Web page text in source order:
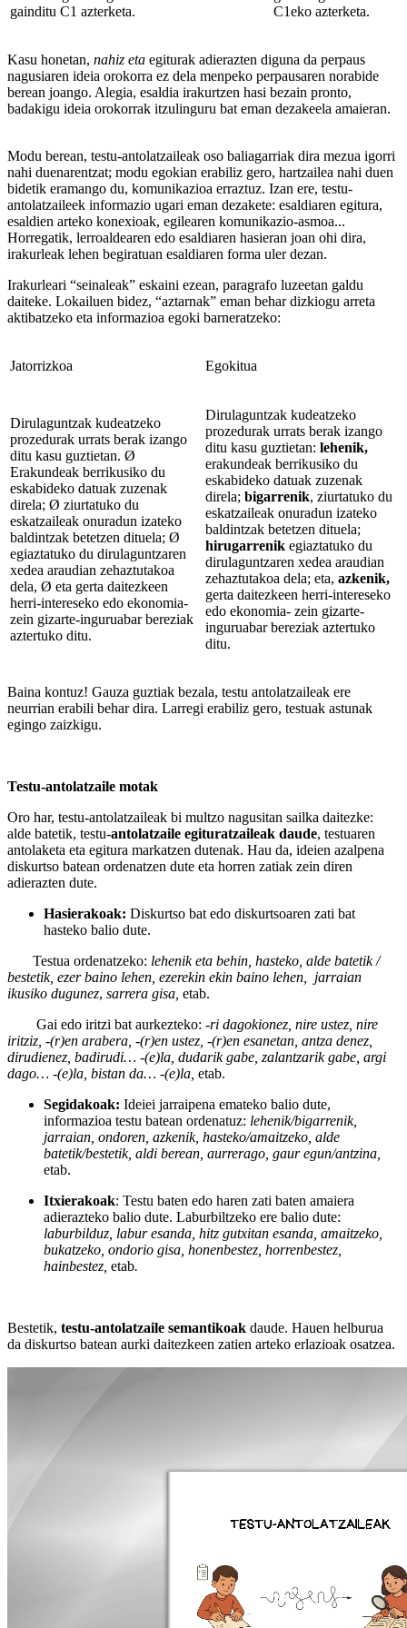
gainditu C1 azterketa.
C1eko azterketa.
Kasu honetan, nahiz eta egiturak adierazten diguna da perpaus
nagusiaren ideia orokorra ez dela menpeko perpausaren norabide
berean joango. Alegia, esaldia irakurtzen hasi bezain pronto,
badakigu ideia orokorrak itzulinguru bat eman dezakeela amaieran.
Modu berean, testu-antolatzaileak oso baliagarriak dira mezua igorri
nahi duenarentzat; modu egokian erabiliz gero, hartzailea nahi duen
bidetik eramango du, komunikazioa erraztuz. Izan ere, testu-
antolatzaileek informazio ugari eman dezakete: esaldiaren egitura,
esaldien arteko konexioak, egilearen komunikazio-asmoa...
Horregatik, lerroaldearen edo esaldiaren hasieran joan ohi dira,
irakurleak lehen begiratuan esaldiaren forma uler dezan.
Irakurleari “seinaleak” eskaini ezean, paragrafo luzeetan galdu
daiteke. Lokailuen bidez, “aztarnak” eman behar dizkiogu arreta
aktibatzeko eta informazioa egoki barneratzeko:
Jatorrizkoa Egokitua
Dirulaguntzak kudeatzeko
prozedurak urrats berak izango
ditu kasu guztietan. Ø
Erakundeak berrikusiko du
eskabideko datuak zuzenak
direla; Ø ziurtatuko du
eskatzaileak onuradun izateko
baldintzak betetzen dituela; Ø
egiaztatuko du dirulaguntzaren
xedea araudian zehaztutakoa
dela, Ø eta gerta daitezkeen
herri-intereseko edo ekonomia-
zein gizarte-inguruabar bereziak
aztertuko ditu.
Dirulaguntzak kudeatzeko
prozedurak urrats berak izango
ditu kasu guztietan: lehenik,
erakundeak berrikusiko du
eskabideko datuak zuzenak
direla; bigarrenik, ziurtatuko du
eskatzaileak onuradun izateko
baldintzak betetzen dituela;
hirugarrenik egiaztatuko du
dirulaguntzaren xedea araudian
zehaztutakoa dela; eta, azkenik,
gerta daitezkeen herri-intereseko
edo ekonomia- zein gizarte-
inguruabar bereziak aztertuko
ditu.
Baina kontuz! Gauza guztiak bezala, testu antolatzaileak ere
neurrian erabili behar dira. Larregi erabiliz gero, testuak astunak
egingo zaizkigu.
Testu-antolatzaile motak
Oro har, testu-antolatzaileak bi multzo nagusitan sailka daitezke:
alde batetik, testu-antolatzaile egituratzaileak daude, testuaren
antolaketa eta egitura markatzen dutenak. Hau da, ideien azalpena
diskurtso batean ordenatzen dute eta horren zatiak zein diren
adierazten dute.
Hasierakoak: Diskurtso bat edo diskurtsoaren zati bat
hasteko balio dute.
Testua ordenatzeko: lehenik eta behin, hasteko, alde batetik /
bestetik, ezer baino lehen, ezerekin ekin baino lehen, jarraian
ikusiko dugunez, sarrera gisa, etab.
Gai edo iritzi bat aurkezteko: -ri dagokionez, nire ustez, nire
iritziz, -(r)en arabera, -(r)en ustez, -(r)en esanetan, antza denez,
dirudienez, badirudi… -(e)la, dudarik gabe, zalantzarik gabe, argi
dago… -(e)la, bistan da… -(e)la, etab.
Segidakoak: Ideiei jarraipena emateko balio dute,
informazioa testu batean ordenatuz: lehenik/bigarrenik,
jarraian, ondoren, azkenik, hasteko/amaitzeko, alde
batetik/bestetik, aldi berean, aurrerago, gaur egun/antzina,
etab.
Itxierakoak: Testu baten edo haren zati baten amaiera
adierazteko balio dute. Laburbiltzeko ere balio dute:
laburbilduz, labur esanda, hitz gutxitan esanda, amaitzeko,
bukatzeko, ondorio gisa, honenbestez, horrenbestez,
hainbestez, etab.
Bestetik, testu-antolatzaile semantikoak daude. Hauen helburua
da diskurtso batean aurki daitezkeen zatien arteko erlazioak osatzea.